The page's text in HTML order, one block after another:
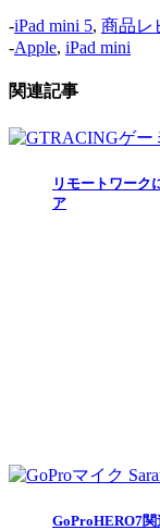
関連記事
リモートワーク
GoProHERO7関